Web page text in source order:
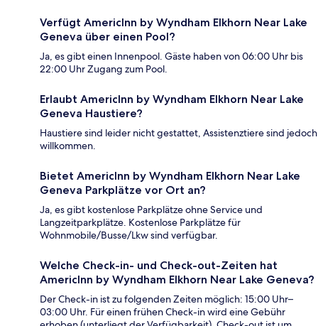
Verfügt AmericInn by Wyndham Elkhorn Near Lake
Geneva über einen Pool?
Ja, es gibt einen Innenpool. Gäste haben von 06:00 Uhr bis
22:00 Uhr Zugang zum Pool.
Erlaubt AmericInn by Wyndham Elkhorn Near Lake
Geneva Haustiere?
Haustiere sind leider nicht gestattet, Assistenztiere sind jedoch
willkommen.
Bietet AmericInn by Wyndham Elkhorn Near Lake
Geneva Parkplätze vor Ort an?
Ja, es gibt kostenlose Parkplätze ohne Service und
Langzeitparkplätze. Kostenlose Parkplätze für
Wohnmobile/Busse/Lkw sind verfügbar.
Welche Check-in- und Check-out-Zeiten hat
AmericInn by Wyndham Elkhorn Near Lake Geneva?
Der Check-in ist zu folgenden Zeiten möglich: 15:00 Uhr–
03:00 Uhr. Für einen frühen Check-in wird eine Gebühr